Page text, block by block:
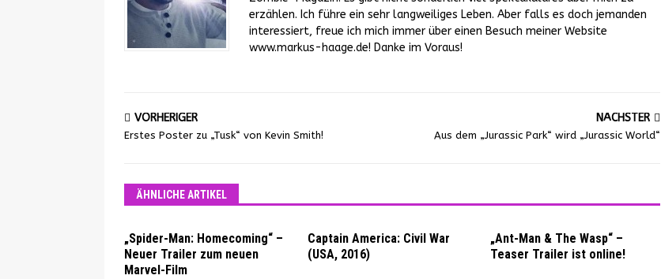
erzählen. Ich führe ein sehr langweiliges Leben. Aber falls es doch jemanden
interessiert, freue ich mich immer über einen Besuch meiner Website
www.markus-haage.de! Danke im Voraus!
VORHERIGER
Erstes Poster zu „Tusk“ von Kevin Smith!
NÄCHSTER
Aus dem „Jurassic Park“ wird „Jurassic World“
ÄHNLICHE ARTIKEL
„Spider-Man: Homecoming“ –
Neuer Trailer zum neuen
Marvel-Film
Captain America: Civil War
(USA, 2016)
„Ant-Man & The Wasp“ –
Teaser Trailer ist online!